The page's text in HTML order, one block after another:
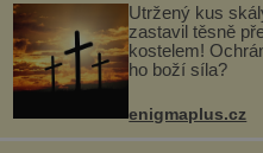
Utržený kus
zastavil těsně
kostelem!
ho boží síla?
enigmaplus.cz